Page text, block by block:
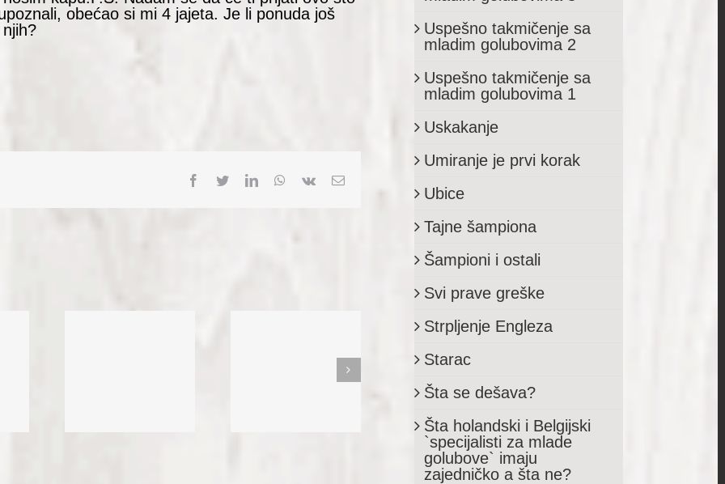
obećao si mi 4 jajeta. Je li ponuda još
Facebook
TwitterLinkedInWhatsApp
Vk Email
Viva Algarve
Uspešno takmičenje sa
mladim golubovima 2
Uspešno takmičenje sa
mladim golubovima 1
Uskakanje
Umiranje je prvi korak
Ubice
Tajne šampiona
Šampioni i ostali
Svi prave greške
Strpljenje Engleza
Starac
Šta se dešava?
Šta holandski i Belgijski
`specijalisti za mlade
golubove` imaju
zajedničko a šta ne?